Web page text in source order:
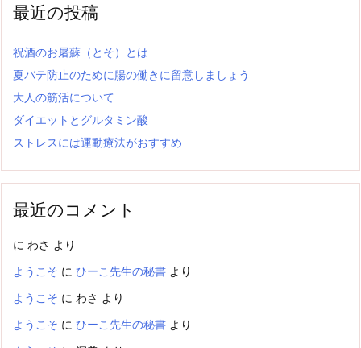
最近の投稿
祝酒のお屠蘇（とそ）とは
夏バテ防止のために腸の働きに留意しましょう
大人の筋活について
ダイエットとグルタミン酸
ストレスには運動療法がおすすめ
最近のコメント
に わさ より
ようこそ に ひーこ先生の秘書 より
ようこそ に わさ より
ようこそ に ひーこ先生の秘書 より